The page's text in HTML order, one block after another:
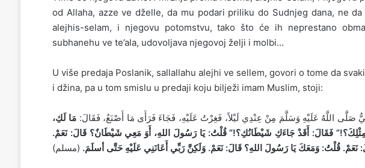
od Allaha, azze ve dželle, da mu podari priliku do Sudnjeg dana, ne
alejhis-selam, i njegovu potomstvu, tako što će ih neprestano
subhanehu ve te’ala, udovoljava njegovoj želji i molbi…
U više predaja Poslanik, sallallahu alejhi ve sellem, govori o tome da
i džina, pa u tom smislu u predaji koju bilježi imam Muslim, stoji:
صَلَّى اللَّهُ عَلَيْهِ وَسَلَّمَ مِنْ عِنْدِي لَيْلاً، فَغِرْتُ عَلَيْهِ، فَجَاءَ فَرَأَى مَا أَصْنَعُ، فَقَالَ: مَا لَكِ،
فَقَالَ: أَقَدْ جَاءَكِ شَيْطَانُكِ؟!”قُلْتُ: يَا رَسُولَ اللهِ، أَوَ مَعِي شَيْطَانٌ؟ قَالَ: نَعَمْ.
نَعَمْ.قُلْتُ: وَمَعَكَ يَا رَسُولَ اللهِ؟ قَالَ: نَعَمْ. وَلَكِنَّ رَبِّي أَعَانَنِي عَلَيْهِ حَتَّى أسلَمَ. (مسلم)